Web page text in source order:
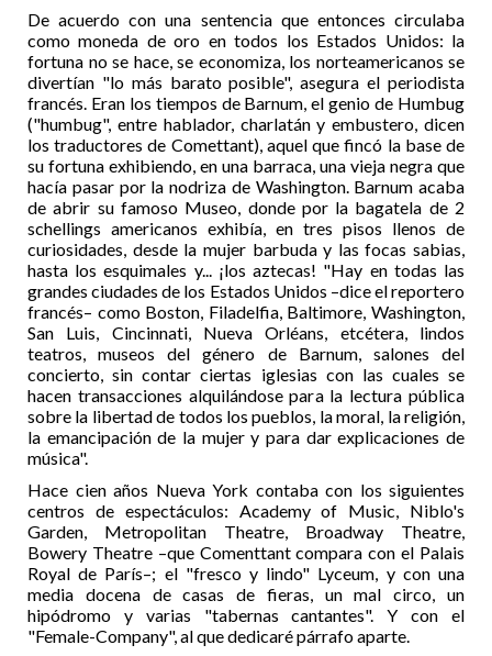
De acuerdo con una sentencia que entonces circulaba
como moneda de oro en todos los Estados Unidos: la
fortuna no se hace, se economiza, los norteamericanos se
divertían "lo más barato posible", asegura el periodista
francés. Eran los tiempos de Barnum, el genio de Humbug
("humbug", entre hablador, charlatán y embustero, dicen
los traductores de Comettant), aquel que fincó la base de
su fortuna exhibiendo, en una barraca, una vieja negra que
hacía pasar por la nodriza de Washington. Barnum acaba
de abrir su famoso Museo, donde por la bagatela de 2
schellings americanos exhibía, en tres pisos llenos de
curiosidades, desde la mujer barbuda y las focas sabias,
hasta los esquimales y... ¡los aztecas! "Hay en todas las
grandes ciudades de los Estados Unidos –dice el reportero
francés– como Boston, Filadelfia, Baltimore, Washington,
San Luis, Cincinnati, Nueva Orléans, etcétera, lindos
teatros, museos del género de Barnum, salones del
concierto, sin contar ciertas iglesias con las cuales se
hacen transacciones alquilándose para la lectura pública
sobre la libertad de todos los pueblos, la moral, la religión,
la emancipación de la mujer y para dar explicaciones de
música".
Hace cien años Nueva York contaba con los siguientes
centros de espectáculos: Academy of Music, Niblo's
Garden, Metropolitan Theatre, Broadway Theatre,
Bowery Theatre –que Comenttant compara con el Palais
Royal de París–; el "fresco y lindo" Lyceum, y con una
media docena de casas de fieras, un mal circo, un
hipódromo y varias "tabernas cantantes". Y con el
"Female-Company", al que dedicaré párrafo aparte.